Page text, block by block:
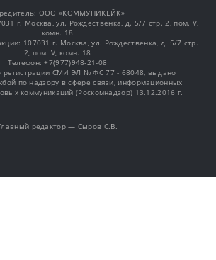
OOO «КОММУНИКЕЙК»
г. Москва, ул. Рождественка, д. 5/7 стр. 2, пом. V,
комн. 18
107031 г. Москва, ул. Рождественка, д. 5/7 стр.
2, пом. V, комн. 18
Телефон: +7(977)948-21-08
регистрации СМИ ЭЛ № ФС 77 - 68048, выдано
по надзору в сфере связи, информационных
коммуникаций (Роскомнадзор) 13.12.2016 г.
редактор — Сыров С.В.